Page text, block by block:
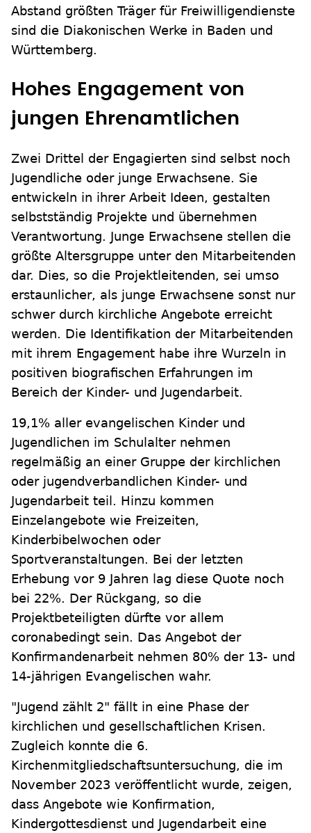
Abstand größten Träger für Freiwilligendienste
sind die Diakonischen Werke in Baden und
Württemberg.
Hohes Engagement von
jungen Ehrenamtlichen
Zwei Drittel der Engagierten sind selbst noch
Jugendliche oder junge Erwachsene. Sie
entwickeln in ihrer Arbeit Ideen, gestalten
selbstständig Projekte und übernehmen
Verantwortung. Junge Erwachsene stellen die
größte Altersgruppe unter den Mitarbeitenden
dar. Dies, so die Projektleitenden, sei umso
erstaunlicher, als junge Erwachsene sonst nur
schwer durch kirchliche Angebote erreicht
werden. Die Identifikation der Mitarbeitenden
mit ihrem Engagement habe ihre Wurzeln in
positiven biografischen Erfahrungen im
Bereich der Kinder- und Jugendarbeit.
19,1% aller evangelischen Kinder und
Jugendlichen im Schulalter nehmen
regelmäßig an einer Gruppe der kirchlichen
oder jugendverbandlichen Kinder- und
Jugendarbeit teil. Hinzu kommen
Einzelangebote wie Freizeiten,
Kinderbibelwochen oder
Sportveranstaltungen. Bei der letzten
Erhebung vor 9 Jahren lag diese Quote noch
bei 22%. Der Rückgang, so die
Projektbeteiligten dürfte vor allem
coronabedingt sein. Das Angebot der
Konfirmandenarbeit nehmen 80% der 13- und
14-jährigen Evangelischen wahr.
"Jugend zählt 2" fällt in eine Phase der
kirchlichen und gesellschaftlichen Krisen.
Zugleich konnte die 6.
Kirchenmitgliedschaftsuntersuchung, die im
November 2023 veröffentlicht wurde, zeigen,
dass Angebote wie Konfirmation,
Kindergottesdienst und Jugendarbeit eine